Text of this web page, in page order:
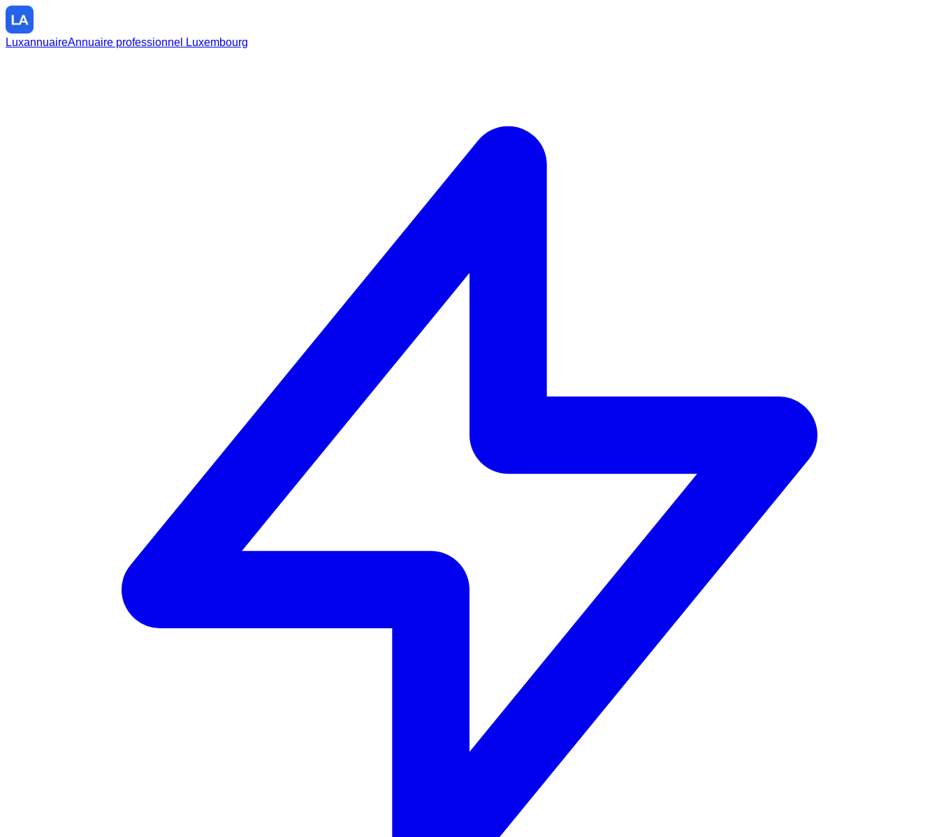
LuxannuaireAnnuaire professionnel Luxembourg